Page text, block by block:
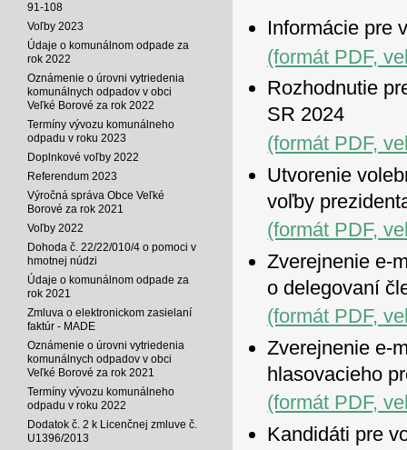
91-108
Voľby 2023
Údaje o komunálnom odpade za
rok 2022
Oznámenie o úrovni vytriedenia
komunálnych odpadov v obci
Veľké Borové za rok 2022
Termíny vývozu komunálneho
odpadu v roku 2023
Doplnkové voľby 2022
Referendum 2023
Výročná správa Obce Veľké
Borové za rok 2021
Voľby 2022
Dohoda č. 22/22/010/4 o pomoci v
hmotnej núdzi
Údaje o komunálnom odpade za
rok 2021
Zmluva o elektronickom zasielaní
faktúr - MADE
Oznámenie o úrovni vytriedenia
komunálnych odpadov v obci
Veľké Borové za rok 2021
Termíny vývozu komunálneho
odpadu v roku 2022
Dodatok č. 2 k Licenčnej zmluve č.
U1396/2013
Informácie pre
(formát PDF,
Rozhodnutie
SR 2024
(formát PDF,
Utvorenie
voľby
(formát PDF,
Zverejnenie e-
o delegovaní
(formát PDF,
Zverejnenie e-
hlasovacieho
(formát PDF,
Kandidáti pre